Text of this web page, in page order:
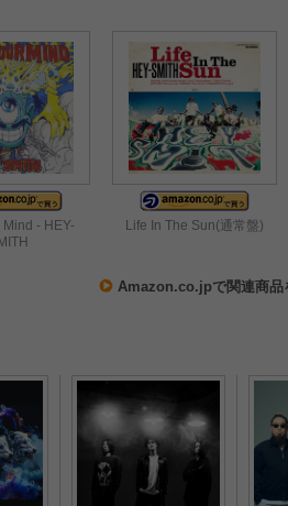
Mind - HEY-
Life In The Sun(通常盤)
Amazon.co.jpで関連商品